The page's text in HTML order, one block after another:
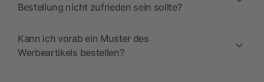
Bestellung nicht zufrieden sein sollte?
Kann ich vorab ein Muster des
Werbeartikels bestellen?